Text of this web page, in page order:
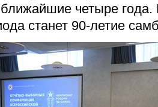
четыре
станет 90-летие